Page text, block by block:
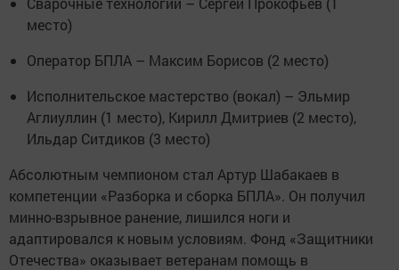
место)
Оператор БПЛА – Максим Борисов (2 место)
Исполнительское мастерство (вокал) – Эльмир
Аглиуллин (1 место), Кирилл Дмитриев (2 место),
Ильдар Ситдиков (3 место)
Абсолютным чемпионом стал Артур Шабакаев в
компетенции «Разборка и сборка БПЛА». Он получил
минно-взрывное ранение, лишился ноги и
адаптировался к новым условиям. Фонд «Защитники
Отечества» оказывает ветеранам помощь в